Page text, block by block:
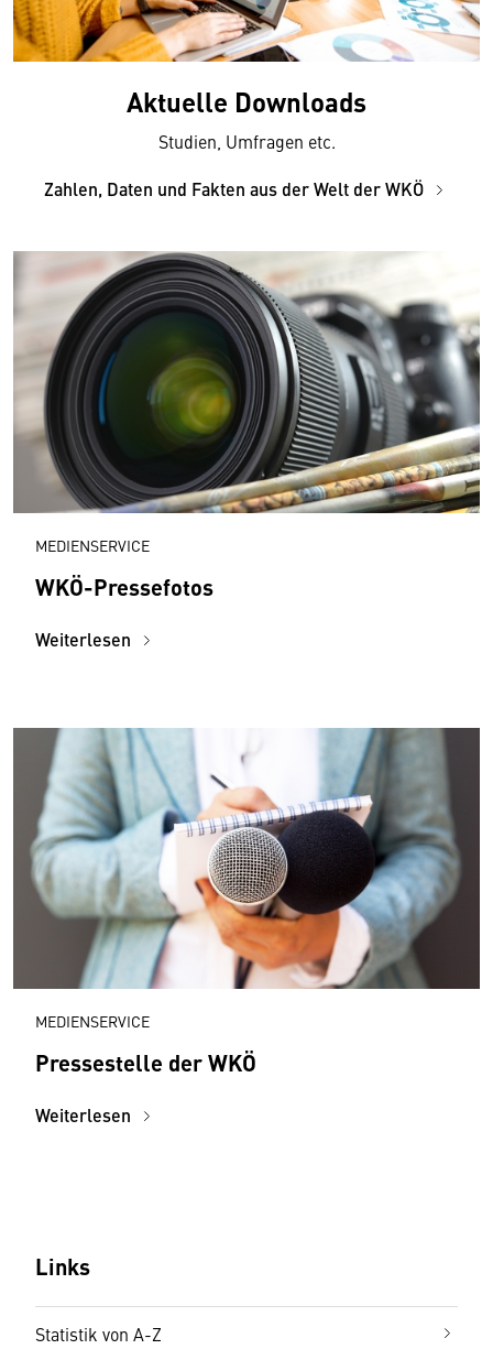
Aktuelle Downloads
Studien, Umfragen etc.
Zahlen, Daten und Fakten aus der Welt der WKÖ
MEDIENSERVICE
WKÖ-Pressefotos
Weiterlesen
MEDIENSERVICE
Pressestelle der WKÖ
Weiterlesen
Links
Statistik von A-Z